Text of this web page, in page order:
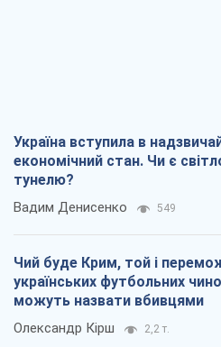
Україна вступила в
економічний стан. Чи є
тунелю?
Вадим Денисенко 549
Чий буде Крим, той і
українських футбольних
можуть назвати вбивцями
Олександр Кірш 2,2 т.